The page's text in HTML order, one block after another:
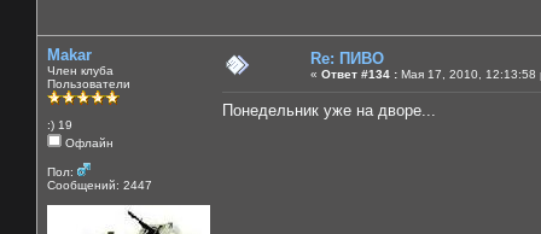
Makar
Член клуба
Пользователи
:) 19
Офлайн
Пол:
Сообщений: 2447
Re: ПИВО
« Ответ #134 : Мая 17, 2010, 12:13:58
Понедельник уже на дворе...